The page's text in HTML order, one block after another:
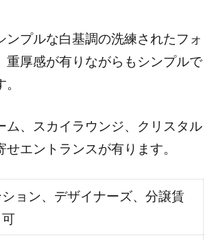
プルな白基調の洗練されたフォ
重厚感が有りながらもシンプルで
、スカイラウンジ、クリスタル
エントランスが有ります。
ョン、デザイナーズ、分譲賃